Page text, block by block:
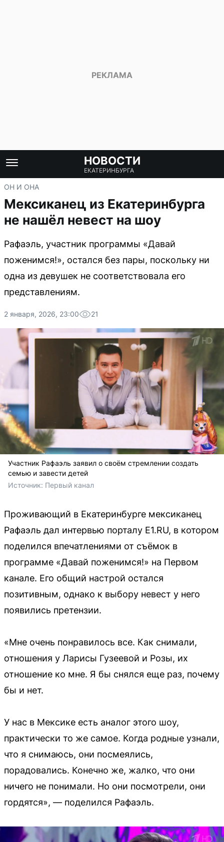
НОВОСТИ
ЕКАТЕРИНБУРГА
ОН И ОНА
Мексиканец из Екатеринбурга
не нашёл невест на шоу
Рафаэль, участник программы «Давай
поженимся!», остался без пары, поскольку ни
одна из девушек не соответствовала его
представлениям.
2 января, 2026, 23:00 21
Участник Рафаэль заявил о своём стремлении создать
семью и завести детей
Источник: Первый канал
Проживающий в Екатеринбурге мексиканец
Рафаэль дал интервью порталу E1.RU, в котором
поделился впечатлениями от съёмок в
программе «Давай поженимся!» на Первом
канале. Его общий настрой остался
позитивным, однако к выбору невест у него
появились претензии.
«Мне очень понравилось все. Как снимали,
отношения у Ларисы Гузеевой и Розы, их
отношение ко мне. Я бы снялся еще раз, почему
бы и нет.
У нас в Мексике есть аналог этого шоу,
практически то же самое. Когда родные узнали,
что я снимаюсь, они посмеялись,
порадовались. Конечно же, жалко, что они
ничего не понимали. Но они посмотрели, они
гордятся», — поделился Рафаэль.